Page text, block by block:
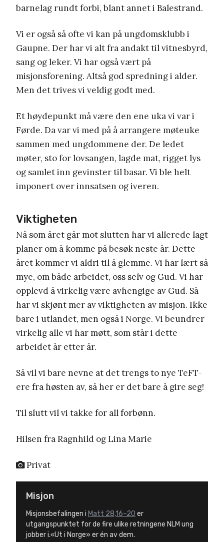
barnelag rundt forbi, blant annet i Balestrand.
Vi er også så ofte vi kan på ungdomsklubb i
Gaupne. Der har vi alt fra andakt til vitnesbyrd,
sang og leker. Vi har også vært på
misjonsforening. Altså god spredning i alder.
Men det trives vi veldig godt med.
Et høydepunkt må være den ene uka vi var i
Førde. Da var vi med på å arrangere møteuke
sammen med ungdommene der. De ledet
møter, sto for lovsangen, lagde mat, rigget lys
og samlet inn gevinster til basar. Vi ble helt
imponert over innsatsen og iveren.
Viktigheten
Nå som året går mot slutten har vi allerede lagt
planer om å komme på besøk neste år. Dette
året kommer vi aldri til å glemme. Vi har lært så
mye, om både arbeidet, oss selv og Gud. Vi har
opplevd å virkelig være avhengige av Gud. Så
har vi skjønt mer av viktigheten av misjon. Ikke
bare i utlandet, men også i Norge. Vi beundrer
virkelig alle vi har møtt, som står i dette
arbeidet år etter år.
Så vil vi bare nevne at det trengs to nye TeFT-
ere fra høsten av, så her er det bare å gire seg!
Til slutt vil vi takke for all forbønn.
Hilsen fra Ragnhild og Lina Marie
Privat
Misjon
Misjonsbefalingen i Matt 28,16–20 er
utgangspunktet for de fire ulike retningene NLM ung
jobber i.«Ut i Norge» er én av dem.